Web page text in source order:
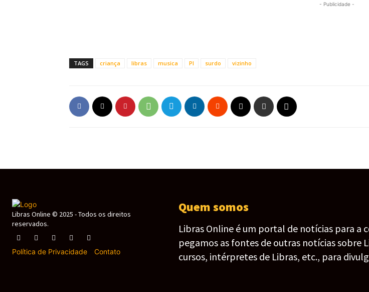
- Publicidade -
TAGS criança libras musica PI surdo vizinho
Libras Online © 2025 - Todos os direitos
reservados.
Política de Privacidade Contato
Quem somos
Libras Online é um portal de notícias para a
pegamos as fontes de outras notícias sobre
cursos, intérpretes de Libras, etc., para